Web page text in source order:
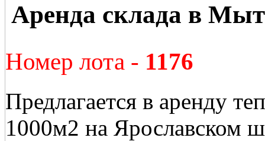
Аренда склада в
Номер лота - 1176
Предлагается в аренду
1000м2 на Ярославском